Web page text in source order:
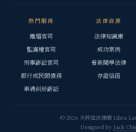
熱門服務
離婚官司
監護權官司
刑事訴訟官司
銀行或民間債務
車禍糾紛訴訟
法律資源
法律知識庫
成功案例
看新聞學法律
存證信函
© 2026 天秤座法律網 Libra
Designed by Jack